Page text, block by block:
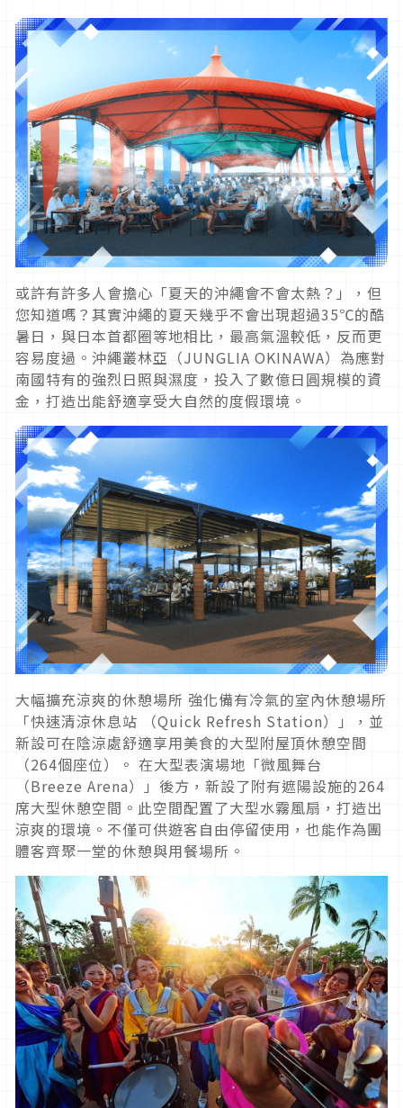
或許有許多人會擔心「夏天的沖繩會不會太熱？」，但
您知道嗎？其實沖繩的夏天幾乎不會出現超過35℃的酷
暑日，與日本首都圈等地相比，最高氣溫較低，反而更
容易度過。沖繩叢林亞（JUNGLIA OKINAWA）為應對
南國特有的強烈日照與濕度，投入了數億日圓規模的資
金，打造出能舒適享受大自然的度假環境。
大幅擴充涼爽的休憩場所 強化備有冷氣的室內休憩場所
「快速清涼休息站 （Quick Refresh Station）」，並
新設可在陰涼處舒適享用美食的大型附屋頂休憩空間
（264個座位）。 在大型表演場地「微風舞台
（Breeze Arena）」後方，新設了附有遮陽設施的264
席大型休憩空間。此空間配置了大型水霧風扇，打造出
涼爽的環境。不僅可供遊客自由停留使用，也能作為團
體客齊聚一堂的休憩與用餐場所。